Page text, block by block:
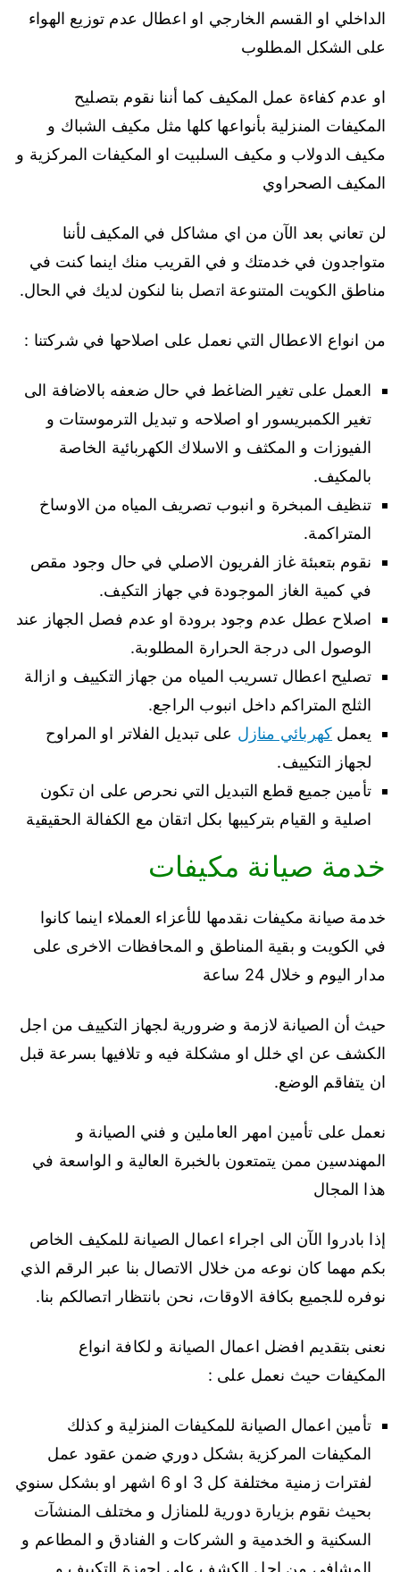
الداخلي او القسم الخارجي او اعطال عدم توزيع الهواء
على الشكل المطلوب
او عدم كفاءة عمل المكيف كما أننا نقوم بتصليح
المكيفات المنزلية بأنواعها كلها مثل مكيف الشباك و
مكيف الدولاب و مكيف السلبيت او المكيفات المركزية و
المكيف الصحراوي
لن تعاني بعد الآن من اي مشاكل في المكيف لأننا
متواجدون في خدمتك و في القريب منك اينما كنت في
مناطق الكويت المتنوعة اتصل بنا لنكون لديك في الحال.
من انواع الاعطال التي نعمل على اصلاحها في شركتنا :
العمل على تغير الضاغط في حال ضعفه بالاضافة الى
تغير الكمبريسور او اصلاحه و تبديل الترموستات و
الفيوزات و المكثف و الاسلاك الكهربائية الخاصة
بالمكيف.
تنظيف المبخرة و انبوب تصريف المياه من الاوساخ
المتراكمة.
نقوم بتعبئة غاز الفريون الاصلي في حال وجود مقص
في كمية الغاز الموجودة في جهاز التكيف.
اصلاح عطل عدم وجود برودة او عدم فصل الجهاز عند
الوصول الى درجة الحرارة المطلوبة.
تصليح اعطال تسريب المياه من جهاز التكييف و ازالة
الثلج المتراكم داخل انبوب الراجع.
يعمل كهربائي منازل على تبديل الفلاتر او المراوح
لجهاز التكييف.
تأمين جميع قطع التبديل التي نحرص على ان تكون
اصلية و القيام بتركيبها بكل اتقان مع الكفالة الحقيقية
خدمة صيانة مكيفات
خدمة صيانة مكيفات نقدمها للأعزاء العملاء اينما كانوا
في الكويت و بقية المناطق و المحافظات الاخرى على
مدار اليوم و خلال 24 ساعة
حيث أن الصيانة لازمة و ضرورية لجهاز التكييف من اجل
الكشف عن اي خلل او مشكلة فيه و تلافيها بسرعة قبل
ان يتفاقم الوضع.
نعمل على تأمين امهر العاملين و فني الصيانة و
المهندسين ممن يتمتعون بالخبرة العالية و الواسعة في
هذا المجال
إذا بادروا الآن الى اجراء اعمال الصيانة للمكيف الخاص
بكم مهما كان نوعه من خلال الاتصال بنا عبر الرقم الذي
نوفره للجميع بكافة الاوقات، نحن بانتظار اتصالكم بنا.
نعنى بتقديم افضل اعمال الصيانة و لكافة انواع
المكيفات حيث نعمل على :
تأمين اعمال الصيانة للمكيفات المنزلية و كذلك
المكيفات المركزية بشكل دوري ضمن عقود عمل
لفترات زمنية مختلفة كل 3 او 6 اشهر او بشكل سنوي
بحيث نقوم بزيارة دورية للمنازل و مختلف المنشآت
السكنية و الخدمية و الشركات و الفنادق و المطاعم و
المشافي من اجل الكشف على اجهزة التكييف و